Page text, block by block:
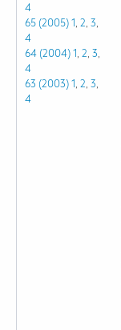
4
65 (2005)1, 2, 3,
4
64 (2004)1, 2, 3,
4
63 (2003)1, 2, 3,
4